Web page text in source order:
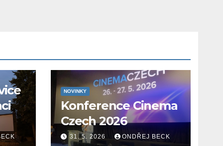
NOVINKY
Konference Cinema
Czech 2026
31. 5. 2026 ONDŘEJ BECK